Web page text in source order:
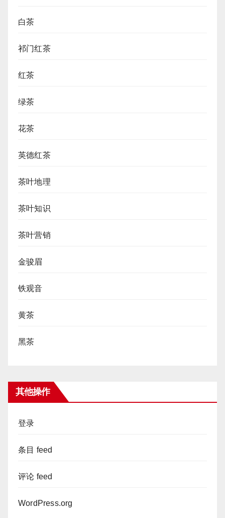
白茶
祁门红茶
红茶
绿茶
花茶
英德红茶
茶叶地理
茶叶知识
茶叶营销
金骏眉
铁观音
黄茶
黑茶
其他操作
登录
条目 feed
评论 feed
WordPress.org